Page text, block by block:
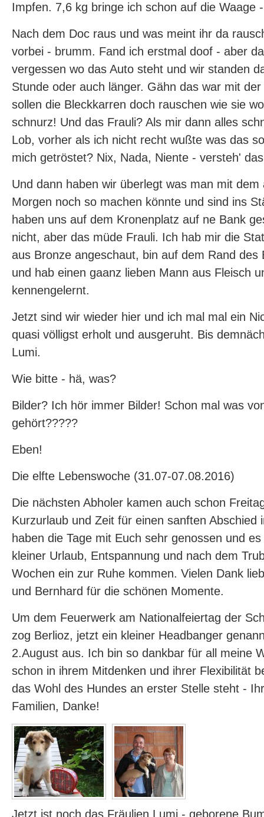
Impfen. 7,6 kg bringe ich schon auf die Waage
Nach dem Doc raus und was meint ihr da
vorbei - brumm. Fand ich erstmal doof - aber
vergessen wo das Auto steht und wir standen
Stunde oder auch länger. Gähn das war mit
sollen die Bleckkarren doch rauschen wie sie
schnurz! Und das Frauli? Als mir dann alles
Lob, vorher als ich nicht recht wußte was das
mich getröstet? Nix, Nada, Niente - versteh'
Und dann haben wir überlegt was man mit dem
Morgen noch so machen könnte und sind ins
haben uns auf dem Kronenplatz auf ne Bank
nicht, aber das müde Frauli. Ich hab mir die
aus Bronze angeschaut, bin auf dem Rand des
und hab einen gaanz lieben Mann aus Fleisch
kennengelernt.
Jetzt sind wir wieder hier und ich mal mal ein
quasi völligst erholt und ausgeruht. Bis
Lumi.
Wie bitte - hä, was?
Bilder? Ich hör immer Bilder! Schon mal was
gehört?????
Eben!
Die elfte Lebenswoche (31.07-07.08.2016)
Die nächsten Abholer kamen auch schon
Kurzurlaub und Zeit für einen sanften Abschied
haben die Tage mit Euch sehr genossen und
kleiner Urlaub, Entspannung und nach dem
Wochen ein zur Ruhe kommen. Vielen Dank
und Bernhard für die schönen Momente.
Um dem Feuerwerk am Nationalfeiertag der
zog Berlioz, jetzt ein kleiner Headbanger
2.August aus. Ich bin so dankbar für all meine
schon in ihrem Mitdenken und ihrer Flexibilität
das Wohl des Hundes an erster Stelle steht -
Familien, Danke!
Jetzt ist noch das Fräulien Lumi - geborene